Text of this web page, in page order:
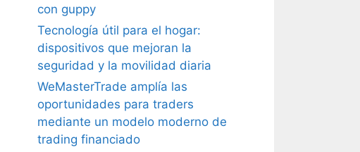
con guppy
Tecnología útil para el hogar:
dispositivos que mejoran la
seguridad y la movilidad diaria
WeMasterTrade amplía las
oportunidades para traders
mediante un modelo moderno de
trading financiado